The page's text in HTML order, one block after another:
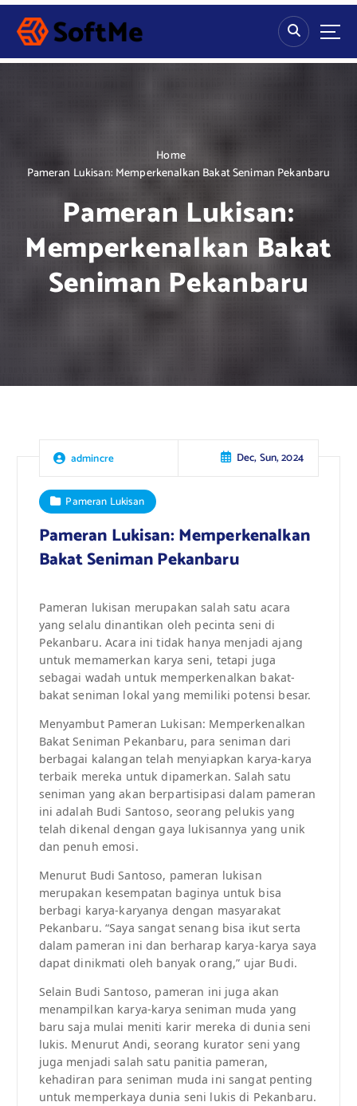
S
p
Home
Pameran Lukisan: Memperkenalkan Bakat Seniman Pekanbaru
Pameran Lukisan:
Memperkenalkan Bakat
Seniman Pekanbaru
admincre Dec, Sun, 2024
Pameran Lukisan
Pameran Lukisan: Memperkenalkan
Bakat Seniman Pekanbaru
Pameran lukisan merupakan salah satu acara
yang selalu dinantikan oleh pecinta seni di
Pekanbaru. Acara ini tidak hanya menjadi ajang
untuk memamerkan karya seni, tetapi juga
sebagai wadah untuk memperkenalkan bakat-
bakat seniman lokal yang memiliki potensi besar.
Menyambut Pameran Lukisan: Memperkenalkan
Bakat Seniman Pekanbaru, para seniman dari
berbagai kalangan telah menyiapkan karya-karya
terbaik mereka untuk dipamerkan. Salah satu
seniman yang akan berpartisipasi dalam pameran
ini adalah Budi Santoso, seorang pelukis yang
telah dikenal dengan gaya lukisannya yang unik
dan penuh emosi.
Menurut Budi Santoso, pameran lukisan
merupakan kesempatan baginya untuk bisa
berbagi karya-karyanya dengan masyarakat
Pekanbaru. “Saya sangat senang bisa ikut serta
dalam pameran ini dan berharap karya-karya saya
dapat dinikmati oleh banyak orang,” ujar Budi.
Selain Budi Santoso, pameran ini juga akan
menampilkan karya-karya seniman muda yang
baru saja mulai meniti karir mereka di dunia seni
lukis. Menurut Andi, seorang kurator seni yang
juga menjadi salah satu panitia pameran,
kehadiran para seniman muda ini sangat penting
untuk memperkaya dunia seni lukis di Pekanbaru.